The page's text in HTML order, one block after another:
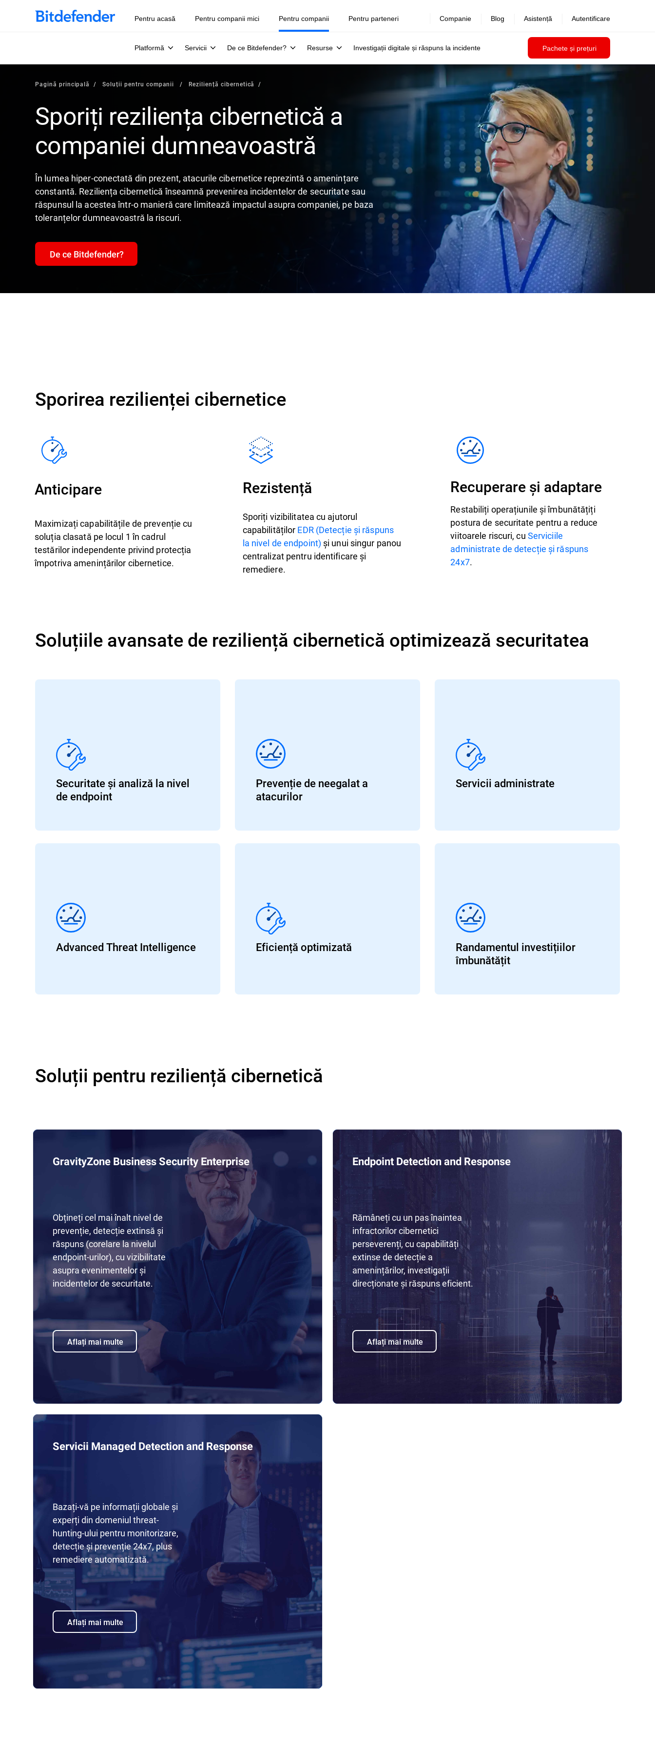
Pentru acasă Pentru companii mici Pentru companii
Platformă Servicii De ce Bitdefender? Resurse Investigații digitale și răspuns la incidente Pachete și prețuri
Pentru parteneri Companie Blog Asistență Autentificare
Pagină principală Soluții pentru companii Reziliență cibernetică
Sporiți reziliența cibernetică a
companiei dumneavoastră
În lumea hiper-conectată din prezent, atacurile cibernetice reprezintă o amenințare
constantă. Reziliența cibernetică înseamnă prevenirea incidentelor de securitate sau
răspunsul la acestea într-o manieră care limitează impactul asupra companiei, pe baza
toleranțelor dumneavoastră la riscuri.
De ce Bitdefender?
Sporirea rezilienței cibernetice
Anticipare
Maximizați capabilitățile de prevenție cu
soluția clasată pe locul 1 în cadrul
testărilor independente privind protecția
împotriva amenințărilor cibernetice.
Rezistență
Sporiți vizibilitatea cu ajutorul
capabilităților EDR (Detecție și răspuns
la nivel de endpoint) și unui singur panou
centralizat pentru identificare și
remediere.
Recuperare și adaptare
Restabiliți operațiunile și îmbunătățiți
postura de securitate pentru a reduce
viitoarele riscuri, cu Serviciile
administrate de detecție și răspuns
24x7.
Soluțiile avansate de reziliență cibernetică optimizează securitatea
Securitate și analiză la nivel
de endpoint
Prevenție de neegalat a
atacurilor
Servicii administrate
Advanced Threat Intelligence Eficiență optimizată
Randamentul investițiilor
îmbunătățit
Soluții pentru reziliență cibernetică
GravityZone Business Security Enterprise
Obțineți cel mai înalt nivel de
prevenție, detecție extinsă și
răspuns (corelare la nivelul
endpoint-urilor), cu vizibilitate
asupra evenimentelor și
incidentelor de securitate.
Aflați mai multe
Endpoint Detection and Response
Rămâneți cu un pas înaintea
infractorilor cibernetici
perseverenți, cu capabilități
extinse de detecție a
amenințărilor, investigații
direcționate și răspuns eficient.
Aflați mai multe
Servicii Managed Detection and Response
Bazați-vă pe informații globale și
experți din domeniul threat-
hunting-ului pentru monitorizare,
detecție și prevenție 24x7, plus
remediere automatizată.
Aflați mai multe